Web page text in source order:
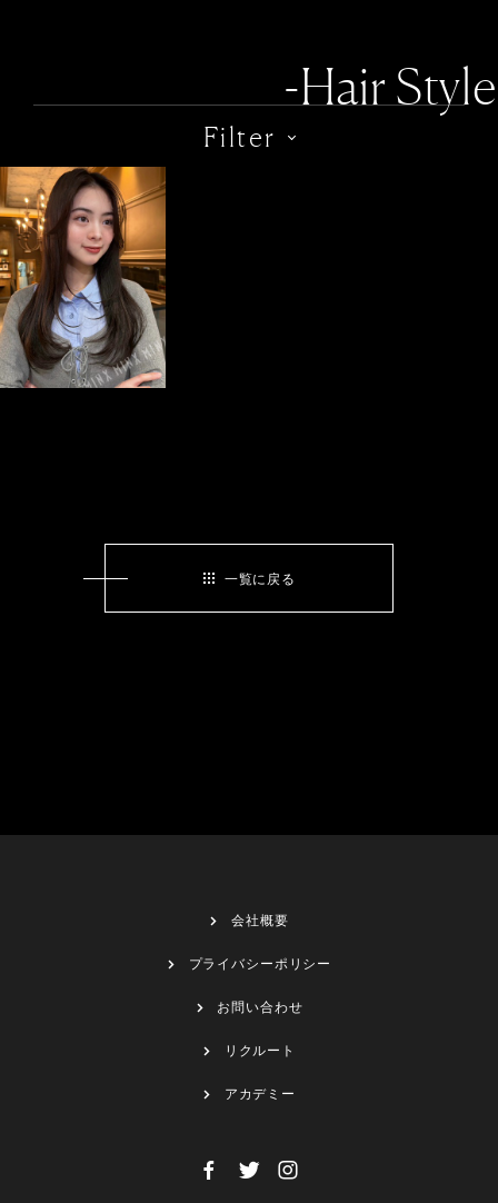
-Hair Style
Filter
一覧に戻る
会社概要
プライバシーポリシー
お問い合わせ
リクルート
アカデミー